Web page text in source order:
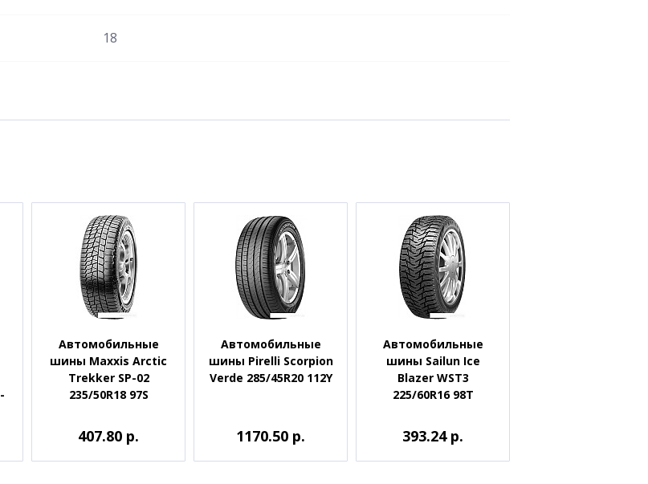
18
Автомобильные
шины Maxxis Arctic
Trekker SP-02
235/50R18 97S
407.80 р.
Автомобильные
шины Pirelli Scorpion
Verde 285/45R20 112Y
1170.50 р.
Автомобильные
шины Sailun Ice
Blazer WST3
225/60R16 98T
393.24 р.